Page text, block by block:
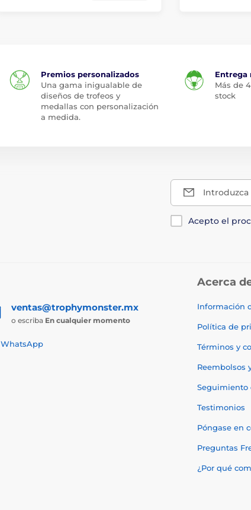
Premios personalizados
Una gama inigualable de
diseños de trofeos y
medallas con personalización
a medida.
Entrega
Más de
stock
Introduzca
Acepto el
ventas@trophymonster.mx
o escriba En cualquier momento
WhatsApp
Acerca
Información
Política de
Términos y
Reembolsos
Seguimiento
Testimonios
Póngase en
Preguntas
¿Por qué